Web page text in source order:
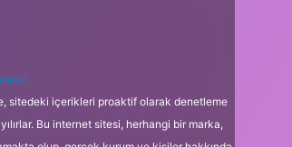
sitedeki içerikleri proaktif olarak denetleme
Bu internet sitesi, herhangi bir marka,